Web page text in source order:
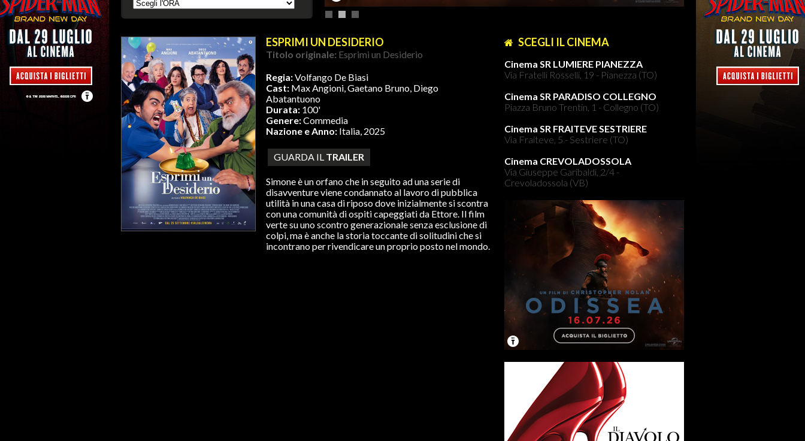
ESPRIMI UN DESIDERIO
Titolo originale: Esprimi un Desiderio
Regia:Volfango De Biasi
Cast: Max Angioni, Gaetano Bruno, Diego
Abatantuono
Durata: 100'
Genere:Commedia
Nazione e Anno: Italia, 2025
GUARDA IL TRAILER
Simone è un orfano che in seguito ad una serie di
disavventure viene condannato al lavoro di pubblica
utilità in una casa di riposo dove inizialmente si scontra
con una comunità di ospiti capeggiati da Ettore. Il film
verte su uno scontro generazionale senza esclusione di
colpi, ma è anche la storia toccante di solitudini che si
incontrano per rivendicare un proprio posto nel mondo.
SCEGLI IL CINEMA
Cinema SR LUMIERE PIANEZZA
Via Fratelli Rosselli, 19 - Pianezza (TO)
Cinema SR PARADISO COLLEGNO
Piazza Bruno Trentin, 1 - Collegno (TO)
Cinema SR FRAITEVE SESTRIERE
Via Fraiteve, 5 - Sestriere (TO)
Cinema CREVOLADOSSOLA
Via Giuseppe Garibaldi, 2/4 -
Crevoladossola (VB)